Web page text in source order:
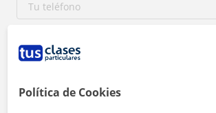
Política de Cookies